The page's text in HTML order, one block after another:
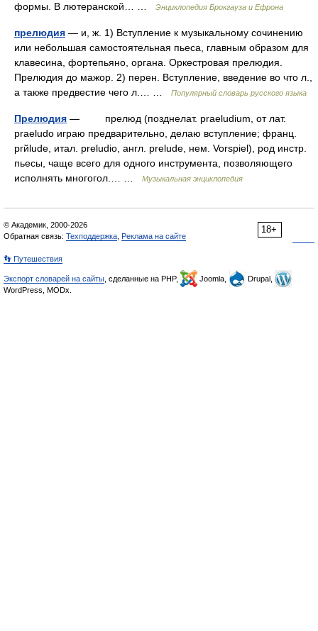
формы. В лютеранской… …
Энциклопедия Брокгауза и Ефрона
прелюдия — и, ж. 1) Вступление к музыкальному сочинению
или небольшая самостоятельная пьеса, главным образом для
клавесина, фортепьяно, органа. Оркестровая прелюдия.
Прелюдия до мажор. 2) перен. Вступление, введение во что л.,
а также предвестие чего л.… …
Популярный словарь русского языка
Прелюдия — прелюд (позднелат. praeludium, от лат.
praeludo играю предварительно, делаю вступление; франц.
prйlude, итал. preludio, англ. prelude, нем. Vorspiel), род инстр.
пьесы, чаще всего для одного инструмента, позволяющего
исполнять многогол.… …
Музыкальная энциклопедия
18+
© Академик, 2000-2026
Обратная связь: Техподдержка Реклама на сайте
👣 Путешествия
Экспорт словарей на сайты , сделанные на PHP, Joomla,
Drupal,
WordPress, MODx.